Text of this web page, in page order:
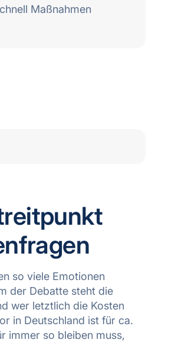
Maßnahmen
so viele Emotionen
der Debatte steht die
wer letztlich die Kosten
in Deutschland ist für ca.
immer so bleiben muss,